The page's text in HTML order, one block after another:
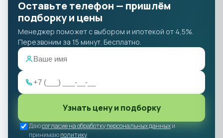
Оставьте телефон — пришлём
подборку и цены
Менеджер поможет с выбором и ипотекой от 4,5%.
Перезвоним за 15 минут. Бесплатно.
Узнать цену и подборку
Даюсогласие на обработку персональных данныхи
принимаюполитику